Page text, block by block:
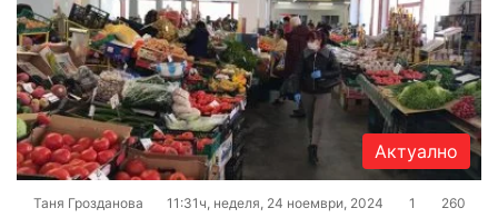
Актуално
Таня Грозданова 11:31ч, неделя, 24 ноември, 2024 1 260